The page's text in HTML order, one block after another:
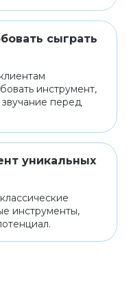
сыграть
инструмент,
звучание перед
уникальных
инструменты,